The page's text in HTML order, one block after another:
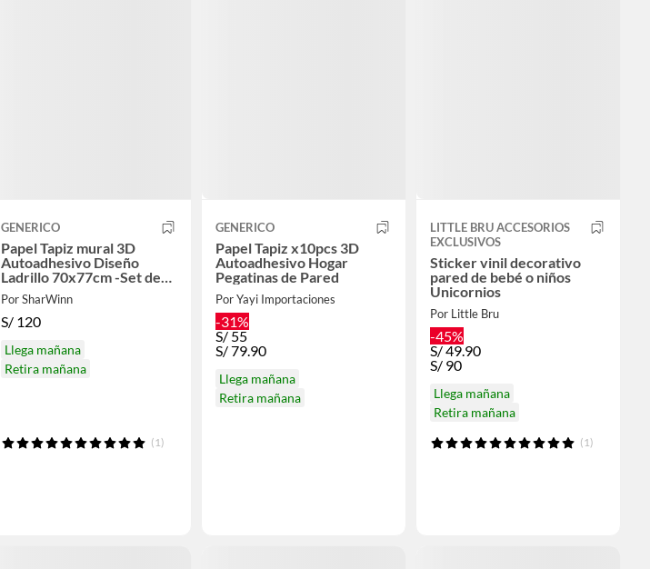
GENERICO
Papel Tapiz mural 3D
Autoadhesivo Diseño
Ladrillo 70x77cm -Set de
12 und.
Por SharWinn
S/ 120
Llega mañana
Retira mañana
(1)
GENERICO
Papel Tapiz x10pcs 3D
Autoadhesivo Hogar
Pegatinas de Pared
Por Yayi Importaciones
-31%
S/ 55
S/79.90
Llega mañana
Retira mañana
LITTLE BRU ACCESORIOS
EXCLUSIVOS
Sticker vinil decorativo
pared de bebé o niños
Unicornios
Por Little Bru
-45%
S/49.90
S/ 90
Llega mañana
Retira mañana
(1)